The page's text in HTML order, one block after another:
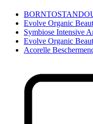
Evolve Organic
Symbiose Intensive
Evolve Organic
Acorelle